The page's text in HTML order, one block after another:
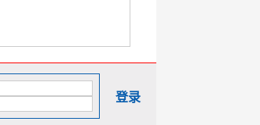
登录